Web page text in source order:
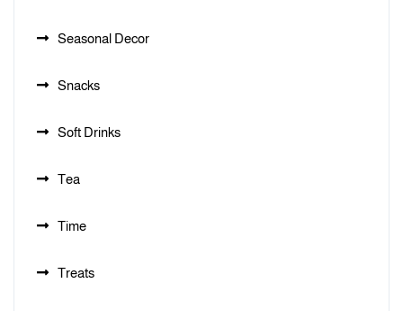
Seasonal Decor
Snacks
Soft Drinks
Tea
Time
Treats